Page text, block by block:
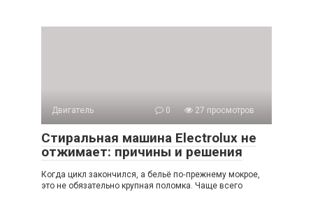
Двигатель 0 27 просмотров
Стиральная машина Electrolux не
отжимает: причины и решения
Когда цикл закончился, а бельё по‑прежнему мокрое,
это не обязательно крупная поломка. Чаще всего